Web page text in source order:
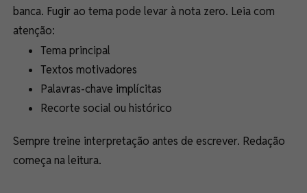
banca. Fugir ao tema pode levar à nota zero. Leia com
atenção:
Tema principal
Textos motivadores
Palavras-chave implícitas
Recorte social ou histórico
Sempre treine interpretação antes de escrever. Redação
começa na leitura.